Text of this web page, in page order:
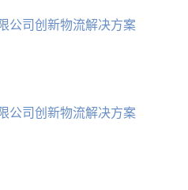
公司创新物流解决方案
公司创新物流解决方案